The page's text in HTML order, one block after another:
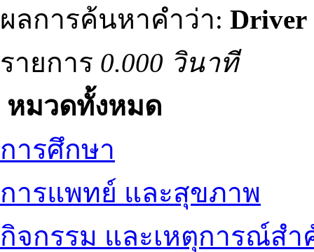
ผลการค้นหาคำว่า: Driver
รายการ 0.000 วินาที
หมวดทั้งหมด
การศึกษา
การแพทย์ และสุขภาพ
กิจกรรม และเหตุการณ์ส